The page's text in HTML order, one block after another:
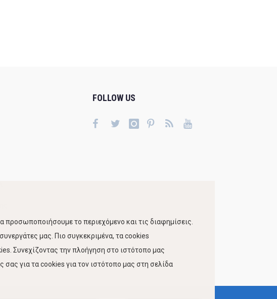
FOLLOW US
το περιεχόμενο και τις διαφημίσεις.
μας. Πιο συγκεκριμένα, τα cookies
Συνεχίζοντας την πλοήγηση στο ιστότοπο μας
για τα cookies για τον ιστότοπο μας στη σελίδα